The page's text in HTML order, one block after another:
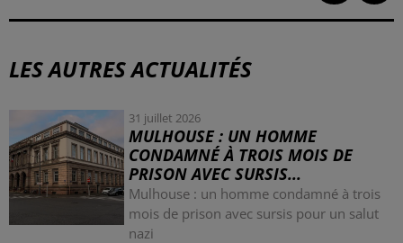
LES AUTRES ACTUALITÉS
31 juillet 2026
MULHOUSE : UN HOMME
CONDAMNÉ À TROIS MOIS DE
PRISON AVEC SURSIS...
Mulhouse : un homme condamné à trois
mois de prison avec sursis pour un salut
nazi